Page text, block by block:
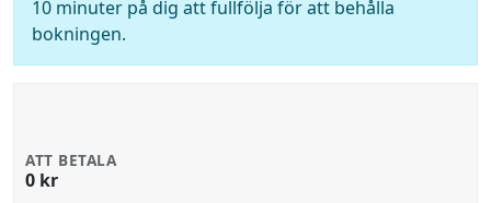
10 minuter på dig att fullfölja för att behålla
bokningen.
ATT BETALA
0 kr